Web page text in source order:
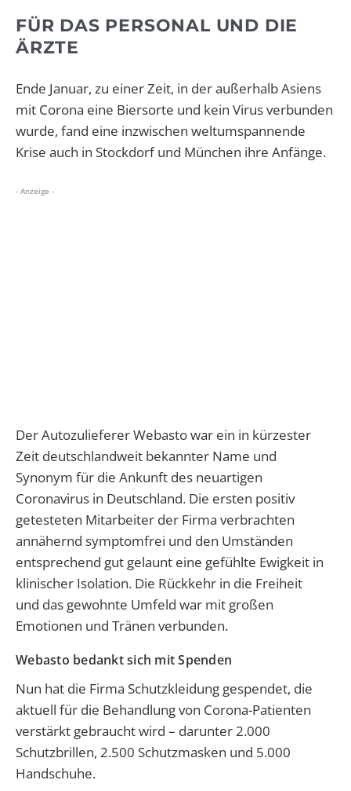
FÜR DAS PERSONAL UND DIE
ÄRZTE
Ende Januar, zu einer Zeit, in der außerhalb Asiens
mit Corona eine Biersorte und kein Virus verbunden
wurde, fand eine inzwischen weltumspannende
Krise auch in Stockdorf und München ihre Anfänge.
- Anzeige -
Der Autozulieferer Webasto war ein in kürzester
Zeit deutschlandweit bekannter Name und
Synonym für die Ankunft des neuartigen
Coronavirus in Deutschland. Die ersten positiv
getesteten Mitarbeiter der Firma verbrachten
annähernd symptomfrei und den Umständen
entsprechend gut gelaunt eine gefühlte Ewigkeit in
klinischer Isolation. Die Rückkehr in die Freiheit
und das gewohnte Umfeld war mit großen
Emotionen und Tränen verbunden.
Webasto bedankt sich mit Spenden
Nun hat die Firma Schutzkleidung gespendet, die
aktuell für die Behandlung von Corona-Patienten
verstärkt gebraucht wird – darunter 2.000
Schutzbrillen, 2.500 Schutzmasken und 5.000
Handschuhe.